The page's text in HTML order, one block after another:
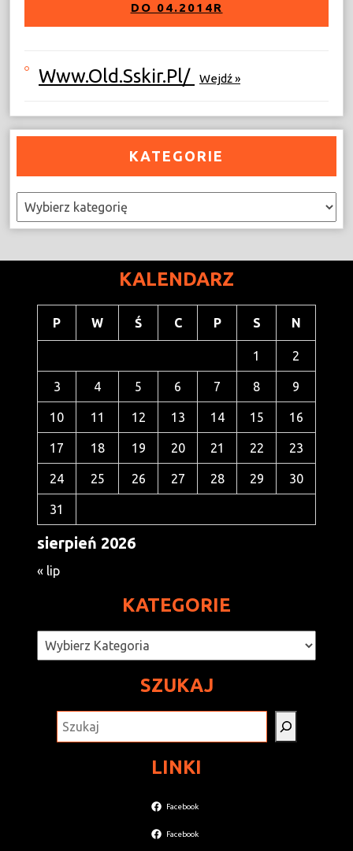
DO 04.2014R
Www.old.sskir.pl/ Wejdź »
KATEGORIE
Kategorie
KALENDARZ
sierpień 2026
P W Ś C P S N
1 2
3 4 5 6 7 8 9
10 11 12 13 14 15 16
17 18 19 20 21 22 23
24 25 26 27 28 29 30
31
« lip
KATEGORIE
Kategorie
SZUKAJ
LINKI
Facebook
Facebook